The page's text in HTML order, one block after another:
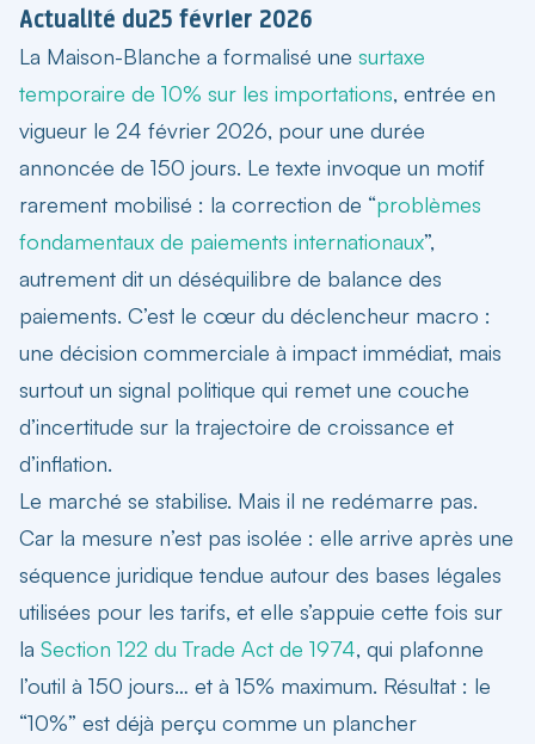
Actualité du25 février 2026
La Maison-Blanche a formalisé une surtaxe
temporaire de 10% sur les importations, entrée en
vigueur le 24 février 2026, pour une durée
annoncée de 150 jours. Le texte invoque un motif
rarement mobilisé : la correction de “problèmes
fondamentaux de paiements internationaux”,
autrement dit un déséquilibre de balance des
paiements. C’est le cœur du déclencheur macro :
une décision commerciale à impact immédiat, mais
surtout un signal politique qui remet une couche
d’incertitude sur la trajectoire de croissance et
d’inflation.
Le marché se stabilise. Mais il ne redémarre pas.
Car la mesure n’est pas isolée : elle arrive après une
séquence juridique tendue autour des bases légales
utilisées pour les tarifs, et elle s’appuie cette fois sur
la Section 122 du Trade Act de 1974, qui plafonne
l’outil à 150 jours… et à 15% maximum. Résultat : le
“10%” est déjà perçu comme un plancher